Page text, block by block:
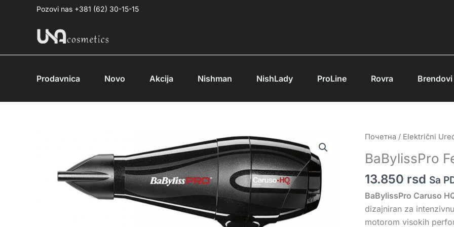
Pozovi nas +381 (62) 30-15-15
Prodavnica Novo Akcija Nishman NishLady ProLine Rovra Brendovi
Почетна / Električni
BaBylissPro
13.850 rsd Sa
BaBylissPro Caruso
dizajniran za
motorom visokih
BaBylissPro
Caruso
HQ